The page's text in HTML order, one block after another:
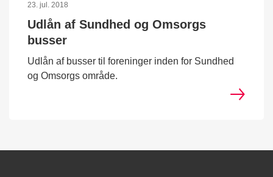
23. jul. 2018
Udlån af Sundhed og Omsorgs
busser
Udlån af busser til foreninger inden for Sundhed
og Omsorgs område.